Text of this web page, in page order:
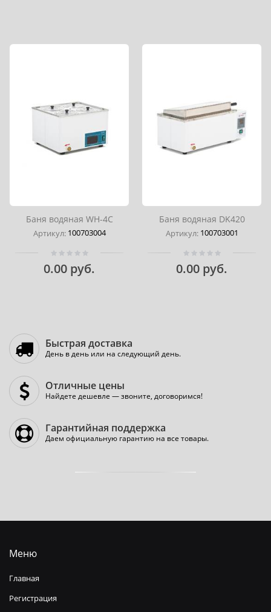
Баня водяная WH-4C
Артикул: 100703004
0.00 руб.
Баня водяная DK420
Артикул: 100703001
0.00 руб.
Быстрая доставка
День в день или на следующий день.
Отличные цены
Найдете дешевле — звоните, договоримся!
Гарантийная поддержка
Даем официальную гарантию на все товары.
Меню
Главная
Регистрация